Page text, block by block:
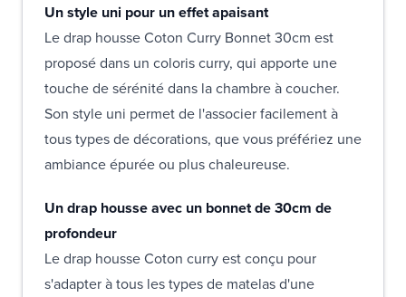
Un style uni pour un effet apaisant
Le drap housse Coton Curry Bonnet 30cm est
proposé dans un coloris curry, qui apporte une
touche de sérénité dans la chambre à coucher.
Son style uni permet de l'associer facilement à
tous types de décorations, que vous préfériez une
ambiance épurée ou plus chaleureuse.
Un drap housse avec un bonnet de 30cm de
profondeur
Le drap housse Coton curry est conçu pour
s'adapter à tous les types de matelas d'une